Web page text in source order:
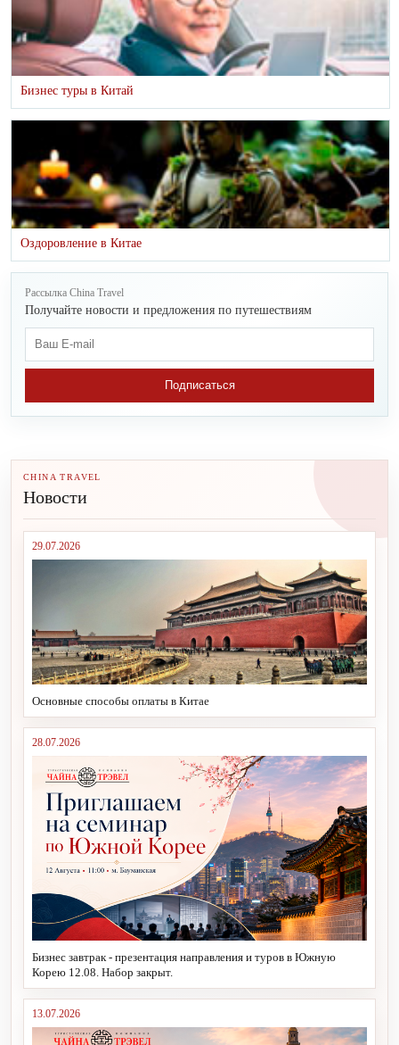
Бизнес туры в Китай
Оздоровление в Китае
Рассылка China Travel
Получайте новости и предложения по путешествиям
Подписаться
CHINA TRAVEL
Новости
29.07.2026
Основные способы оплаты в Китае
28.07.2026
Бизнес завтрак - презентация направления и туров в Южную
Корею 12.08. Набор закрыт.
13.07.2026